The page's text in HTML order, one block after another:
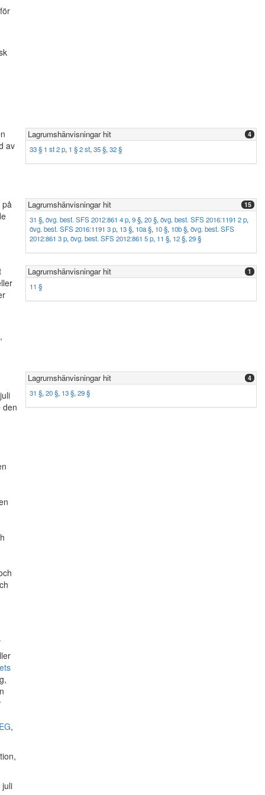
av
Lagrumshänvisningar hit 4
33 § 1 st 2 p, 1 § 2 st,35 §,32 §
på
Lagrumshänvisningar hit 15
31 §,övg. best. SFS 2012:861 4 p,9 §,20 §,övg. best. SFS 2016:1191 2 p,
övg. best. SFS 2016:1191 3 p, 13 §, 10a §, 10 §, 10b §,övg. best. SFS
2012:861 3 p,övg. best. SFS 2012:861 5 p, 11 §, 12 §,29 §
Lagrumshänvisningar hit 1
11 §
den
Lagrumshänvisningar hit 4
31 §,20 §, 13 §,29 §
,
juli